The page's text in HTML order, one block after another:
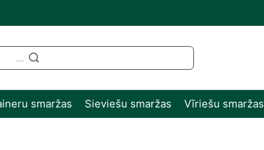
smaržas Sieviešu smaržas Vīriešu smaržas